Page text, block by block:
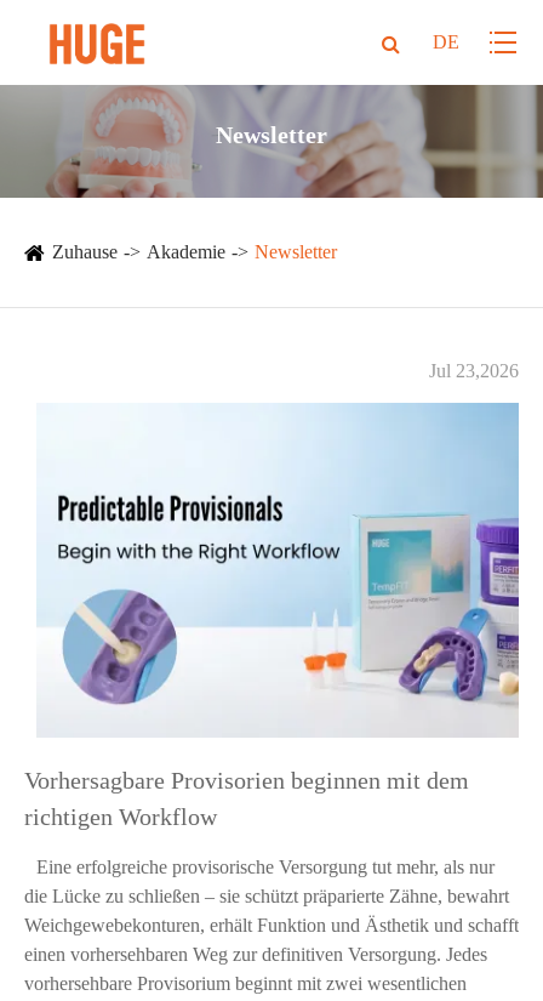
DE
Newsletter
Zuhause Akademie Newsletter
Jul 23,2026
Vorhersagbare Provisorien beginnen mit dem
richtigen Workflow
Eine erfolgreiche provisorische Versorgung tut mehr, als nur
die Lücke zu schließen – sie schützt präparierte Zähne, bewahrt
Weichgewebekonturen, erhält Funktion und Ästhetik und schafft
einen vorhersehbaren Weg zur definitiven Versorgung. Jedes
vorhersehbare Provisorium beginnt mit zwei wesentlichen